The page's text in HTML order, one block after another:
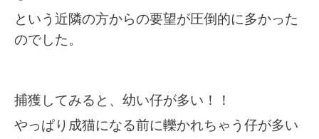
という近隣の方からの要望が圧倒的に多かった
のでした。
捕獲してみると、幼い仔が多い！！
やっぱり成猫になる前に轢かれちゃう仔が多い